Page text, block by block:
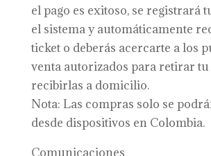
el pago es exitoso, se registrará
el sistema y automáticamente
ticket o deberás acercarte a los
venta autorizados para retirar tu
recibirlas a domicilio.
Nota: Las compras solo se
desde dispositivos en Colombia.
Comunicaciones